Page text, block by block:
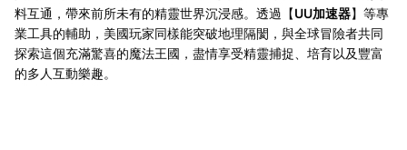
料互通，帶來前所未有的精靈世界沉浸感。透過【UU加速器】等專
業工具的輔助，美國玩家同樣能突破地理隔閡，與全球冒險者共同
探索這個充滿驚喜的魔法王國，盡情享受精靈捕捉、培育以及豐富
的多人互動樂趣。